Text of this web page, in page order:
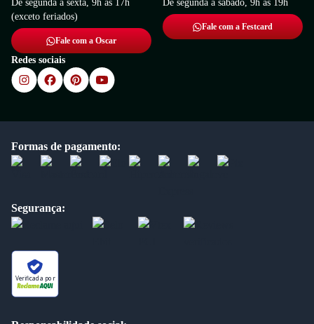
De segunda a sexta, 9h às 17h
(exceto feriados)
Fale com a Oscar
De segunda a sábado, 9h às 19h
Fale com a Festcard
Redes sociais
Formas de pagamento:
Segurança:
Verificada por